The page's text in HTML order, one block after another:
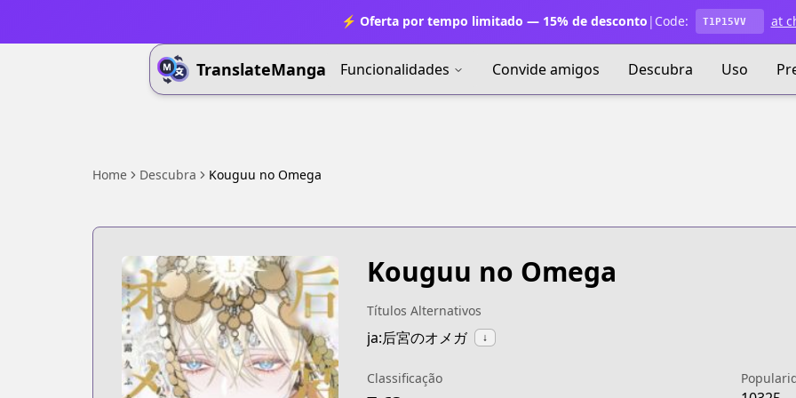
⚡ Oferta por tempo limitado — 15% de desconto | Code: T1P15VV at
TranslateManga Funcionalidades Convide amigos Descubra Uso
Home Descubra Kouguu no Omega
Kouguu no Omega
Títulos Alternativos
ja:后宮のオメガ ↓
Classificação